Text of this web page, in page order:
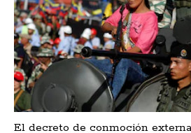
El decreto de conmoción